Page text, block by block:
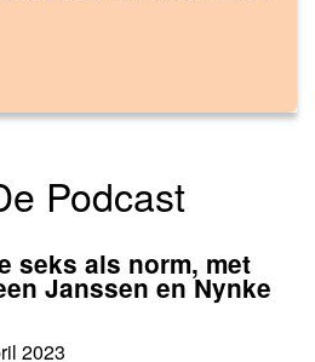
Podcast
seks als norm, met
Janssen en Nynke
2023